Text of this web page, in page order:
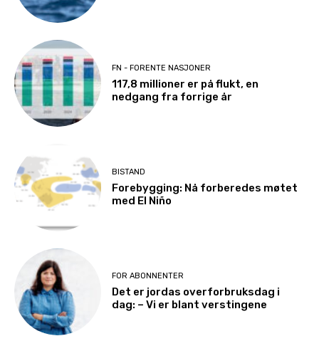
FN - FORENTE NASJONER
117,8 millioner er på flukt, en
nedgang fra forrige år
BISTAND
Forebygging: Nå forberedes møtet
med El Niño
FOR ABONNENTER
Det er jordas overforbruksdag i
dag: – Vi er blant verstingene